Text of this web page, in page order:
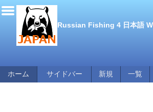
Russian Fishing 4 日本語
ホーム サイドバー 新規 一覧